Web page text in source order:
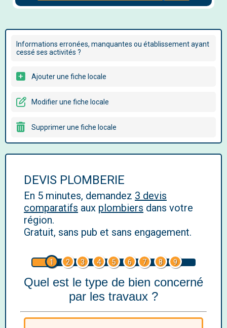
Informations erronées, manquantes ou établissement ayant
cessé ses activités ?
Ajouter une fiche locale
Modifier une fiche locale
Supprimer une fiche locale
DEVIS PLOMBERIE
En 5 minutes, demandez 3 devis
comparatifs aux plombiers dans votre
région.
Gratuit, sans pub et sans engagement.
1 2 3 4 5 6 7 8 9
Quel est le type de bien concerné
par les travaux ?